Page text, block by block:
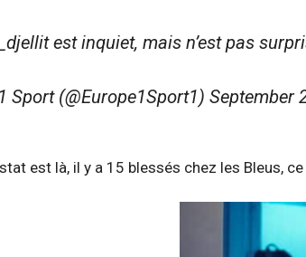
est inquiet, mais n’est pas
Sport (@Europe1Sport1) September
est là, il y a 15 blessés chez les Bleus,